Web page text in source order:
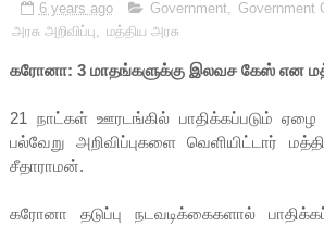
6 years ago Government Government
அரசு அறிவிப்பு
மத்திய அரசு
கரோனா: 3 மாதங்களுக்கு இலவச கேஸ் என
21 நாட்கள் ஊரடங்கில் பாதிக்கப்படும்
பல்வேறு அறிவிப்புகளை வெளியிட்டார்
சீதாராமன்.
கரோனா தடுப்பு நடவடிக்கைகளால்